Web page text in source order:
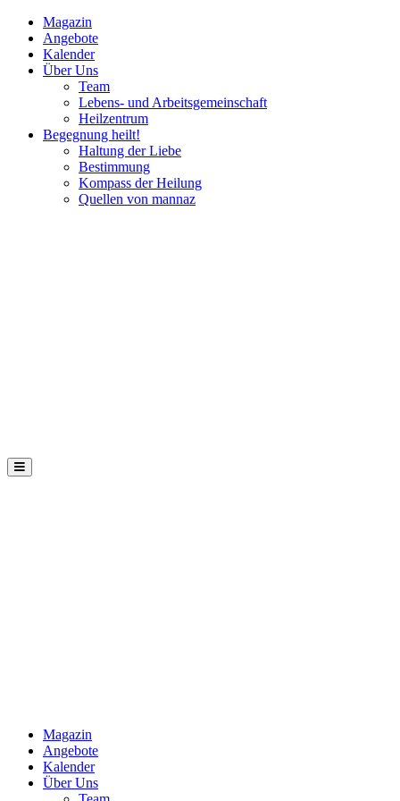
Magazin
Angebote
Kalender
Über Uns
Team
Lebens- und Arbeitsgemeinschaft
Heilzentrum
Begegnung heilt!
Haltung der Liebe
Bestimmung
Kompass der Heilung
Quellen von mannaz
Hauptmenü
Magazin
Angebote
Kalender
Über Uns